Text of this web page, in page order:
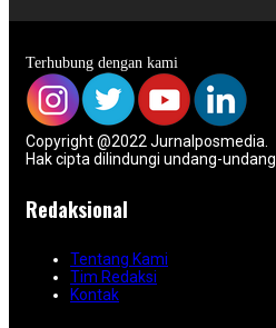
Terhubung dengan kami
Copyright @2022 Jurnalposmedia.
Hak cipta dilindungi undang-undang
Redaksional
Tentang Kami
Tim Redaksi
Kontak